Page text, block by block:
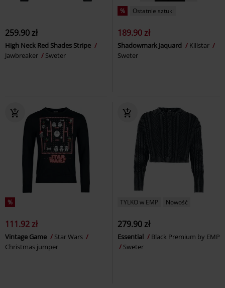
259.90 zł
High Neck Red Shades Stripe
Jawbreaker
Sweter
% Ostatnie sztuki
189.90 zł
Shadowmark Jaquard
Killstar
Sweter
%
111.92 zł
Vintage Game
Star Wars
Christmas jumper
TYLKO w EMP Nowość
279.90 zł
Essential
Black Premium by EMP
Sweter